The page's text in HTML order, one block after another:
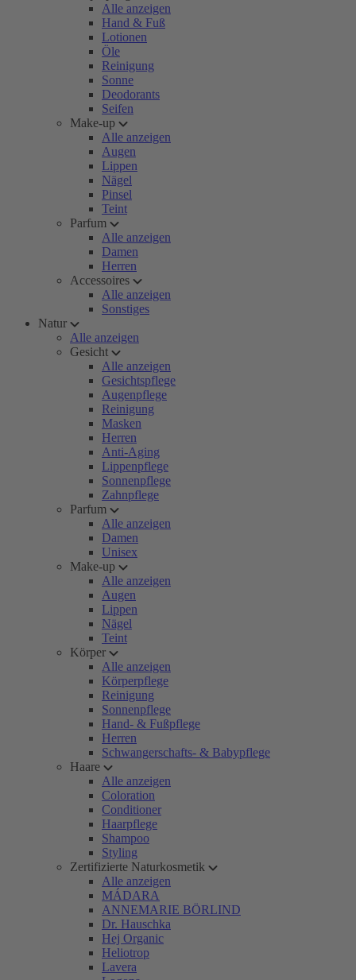
Alle anzeigen
Hand & Fuß
Lotionen
Öle
Reinigung
Sonne
Deodorants
Seifen
Make-up
Alle anzeigen
Augen
Lippen
Nägel
Pinsel
Teint
Parfum
Alle anzeigen
Damen
Herren
Accessoires
Alle anzeigen
Sonstiges
Natur
Alle anzeigen
Gesicht
Alle anzeigen
Gesichtspflege
Augenpflege
Reinigung
Masken
Herren
Anti-Aging
Lippenpflege
Sonnenpflege
Zahnpflege
Parfum
Alle anzeigen
Damen
Unisex
Make-up
Alle anzeigen
Augen
Lippen
Nägel
Teint
Körper
Alle anzeigen
Körperpflege
Reinigung
Sonnenpflege
Hand- & Fußpflege
Herren
Schwangerschafts- & Babypflege
Haare
Alle anzeigen
Coloration
Conditioner
Haarpflege
Shampoo
Styling
Zertifizierte Naturkosmetik
Alle anzeigen
MÁDARA
ANNEMARIE BÖRLIND
Dr. Hauschka
Hej Organic
Heliotrop
Lavera